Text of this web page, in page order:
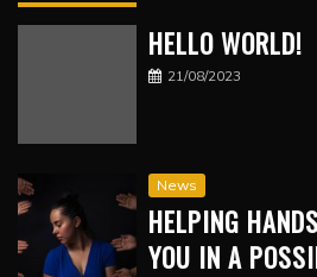
HELLO WORLD!
21/08/2023
News
HELPING
YOU IN A